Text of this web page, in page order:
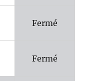
Fermé
Fermé